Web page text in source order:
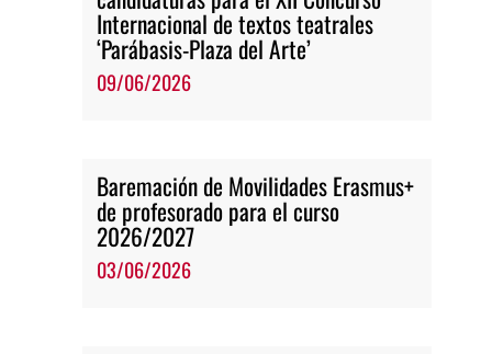
Internacional de textos teatrales
‘Parábasis-Plaza del Arte’
09/06/2026
Baremación de Movilidades Erasmus+
de profesorado para el curso
2026/2027
03/06/2026